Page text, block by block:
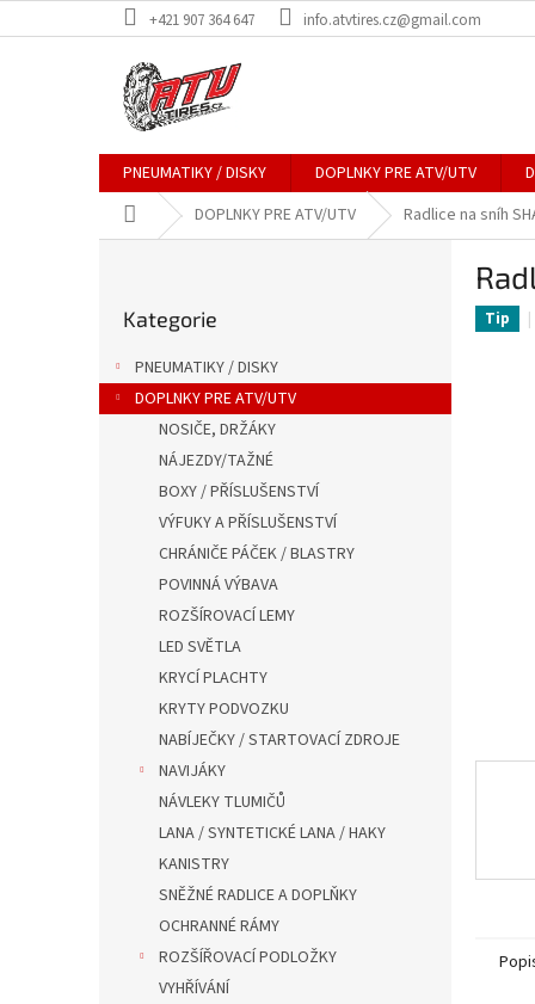
na
+421 907 364 647 info.atvtires.cz@gmail.com
PNEUMATIKY / DISKY DOPLNKY PRE ATV/UTV
Domů DOPLNKY PRE ATV/UTV Radlice na sníh
a
n
kategorie
Kategorie
PNEUMATIKY / DISKY
DOPLNKY PRE ATV/UTV
NOSIČE, DRŽÁKY
NÁJEZDY/TAŽNÉ
BOXY / PŘÍSLUŠENSTVÍ
VÝFUKY A PŘÍSLUŠENSTVÍ
CHRÁNIČE PÁČEK / BLASTRY
POVINNÁ VÝBAVA
ROZŠÍROVACÍ LEMY
LED SVĚTLA
KRYCÍ PLACHTY
KRYTY PODVOZKU
NABÍJEČKY / STARTOVACÍ ZDROJE
NAVIJÁKY
NÁVLEKY TLUMIČŮ
LANA / SYNTETICKÉ LANA / HAKY
KANISTRY
SNĚŽNÉ RADLICE A DOPLŇKY
OCHRANNÉ RÁMY
ROZŠÍŘOVACÍ PODLOŽKY
VYHŘÍVÁNÍ
Tip